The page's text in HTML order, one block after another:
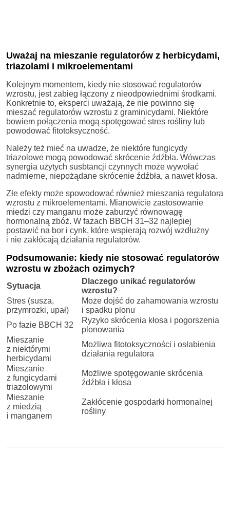
Uważaj na mieszanie regulatorów z herbicydami,
triazolami i mikroelementami
Kolejnym momentem, kiedy nie stosować regulatorów
wzrostu, jest zabieg łączony z nieodpowiednimi środkami.
Konkretnie to, eksperci uważają, że nie powinno się
mieszać regulatorów wzrostu z graminicydami. Niektóre
bowiem połączenia mogą spotęgować stres rośliny lub
powodować fitotoksyczność.
Należy też mieć na uwadze, że niektóre fungicydy
triazolowe mogą powodować skrócenie źdźbła. Wówczas
synergia użytych susbtancji czynnych może wywołać
nadmierne, niepożądane skrócenie źdźbła, a nawet kłosa.
Złe efekty może spowodować również mieszania regulatora
wzrostu z mikroelementami. Mianowicie zastosowanie
miedzi czy manganu może zaburzyć równowagę
hormonalną zbóż. W fazach BBCH 31–32 najlepiej
postawić na bor i cynk, które wspierają rozwój wzdłużny
i nie zakłócają działania regulatorów.
Podsumowanie: kiedy nie stosować regulatorów
wzrostu w zbożach ozimych?
Sytuacja
Dlaczego unikać regulatorów
wzrostu?
Stres (susza,
przymrozki, upał)
Może dojść do zahamowania wzrostu
i spadku plonu
Po fazie BBCH 32
Ryzyko skrócenia kłosa i pogorszenia
plonowania
Mieszanie
z niektórymi
herbicydami
Możliwa fitotoksyczności i osłabienia
działania regulatora
Mieszanie
z fungicydami
triazolowymi
Możliwe spotęgowanie skrócenia
źdźbła i kłosa
Mieszanie
z miedzią
i manganem
Zakłócenie gospodarki hormonalnej
rośliny